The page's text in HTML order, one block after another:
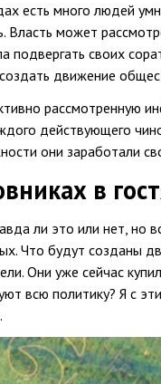
есть много людей
Власть может
подвергать своих
движение
рассмотренную
действующего
они заработали
в
ли это или нет, но
Что будут созданы
Они уже сейчас
всю политику? Я с